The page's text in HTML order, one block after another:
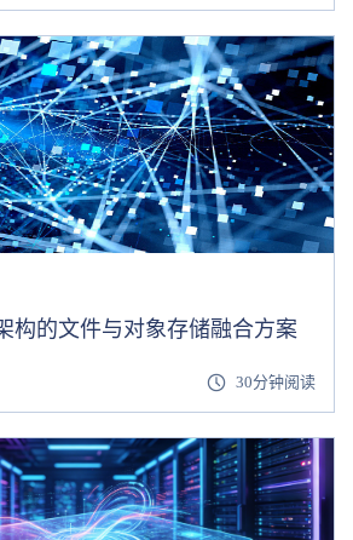
构的文件与对象存储融合方案
30分钟阅读